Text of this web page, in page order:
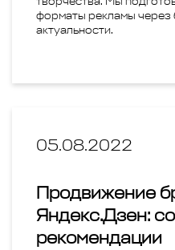
форматы рекламы через
актуальности.
05.08.2022
Продвижение
Яндекс.Дзен:
рекомендации